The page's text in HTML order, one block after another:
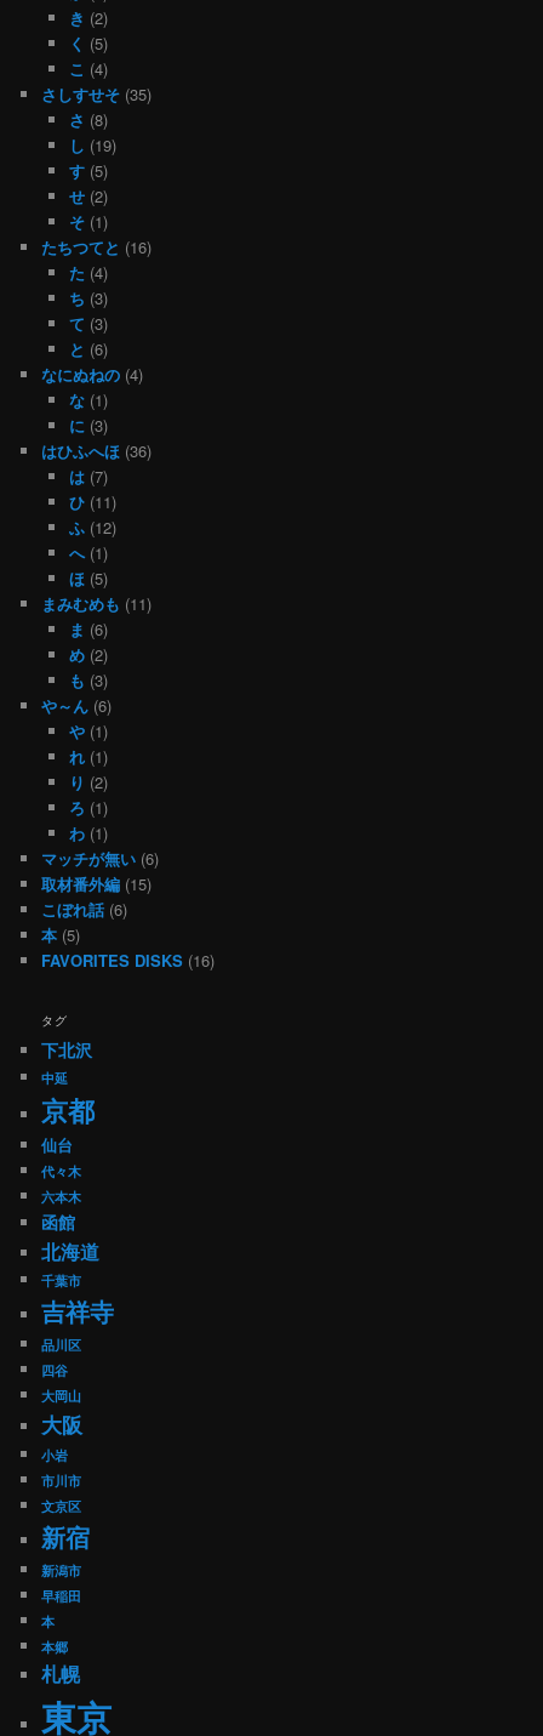
き (2)
く (5)
こ (4)
さしすせそ (35)
さ (8)
し (19)
す(5)
せ(2)
そ(1)
たちつてと (16)
た (4)
ち (3)
て (3)
と (6)
なにぬねの (4)
な(1)
に (3)
はひふへほ (36)
は(7)
ひ(11)
ふ(12)
へ(1)
ほ (5)
まみむめも (11)
ま (6)
め(2)
も (3)
や～ん (6)
や(1)
れ(1)
り (2)
ろ (1)
わ(1)
マッチが無い (6)
取材番外編 (15)
こぼれ話 (6)
本 (5)
FAVORITES DISKS (16)
タグ
下北沢
中延
京都
仙台
代々木
六本木
函館
北海道
千葉市
吉祥寺
品川区
四谷
大岡山
大阪
小岩
市川市
文京区
新宿
新潟市
早稲田
本
本郷
札幌
東京